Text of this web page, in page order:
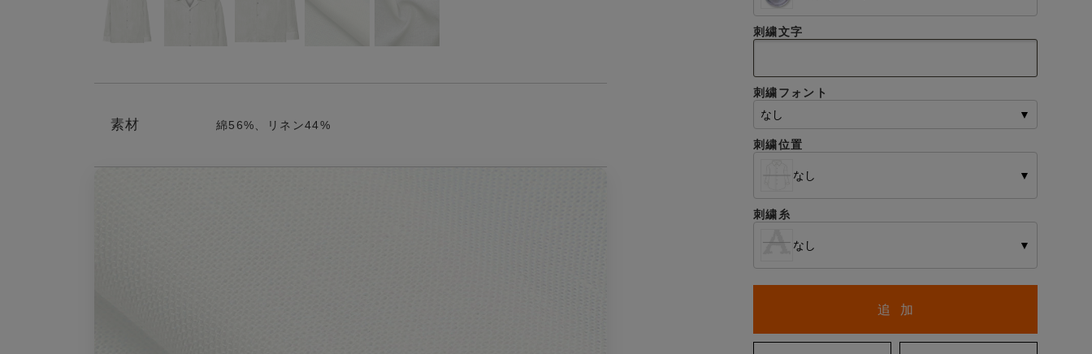
素材 綿56%、リネン44%
刺繍文字
刺繍フォント
なし
▼
刺繍位置
なし ▼
刺繍糸
なし ▼
追 加